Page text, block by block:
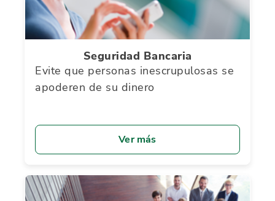
Seguridad Bancaria
Evite que personas inescrupulosas se
apoderen de su dinero
Ver más